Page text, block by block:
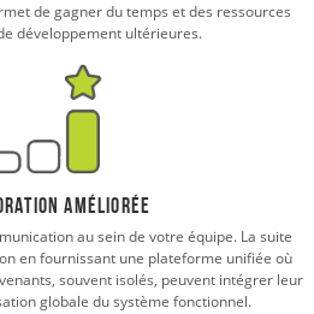
de gagner du temps et des ressources
développement ultérieures.
améliorée
au sein de votre équipe. La suite
en fournissant une plateforme unifiée où
souvent isolés, peuvent intégrer leur
globale du système fonctionnel.